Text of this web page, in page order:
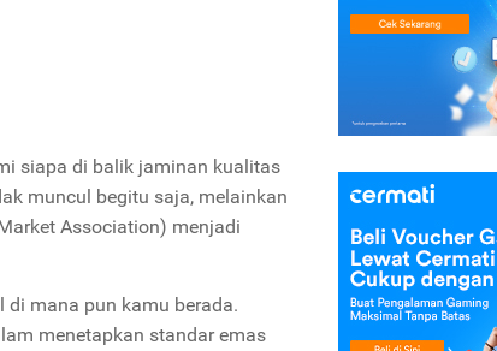
siapa di balik jaminan kualitas
muncul begitu saja, melainkan
Association) menjadi
mana pun kamu berada.
menetapkan standar emas